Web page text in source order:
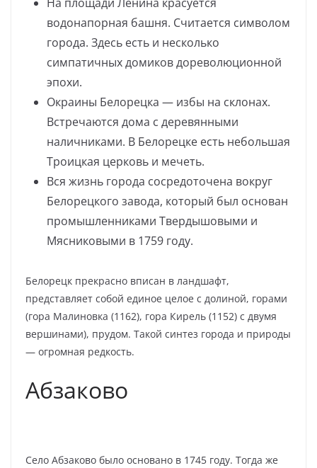
водонапорная башня. Считается символом
города. Здесь есть и несколько
симпатичных домиков дореволюционной
эпохи.
Окраины Белорецка — избы на склонах.
Встречаются дома с деревянными
наличниками. В Белорецке есть небольшая
Троицкая церковь и мечеть.
Вся жизнь города сосредоточена вокруг
Белорецкого завода, который был основан
промышленниками Твердышовыми и
Мясниковыми в 1759 году.
Белорецк прекрасно вписан в ландшафт,
представляет собой единое целое с долиной, горами
(гора Малиновка (1162), гора Кирель (1152) с двумя
вершинами), прудом. Такой синтез города и природы
— огромная редкость.
Абзаково
Село Абзаково было основано в 1745 году. Тогда же